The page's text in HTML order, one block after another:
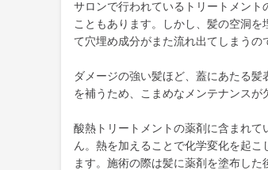
サロンで行われているトリートメン
こともあります。しかし、髪の空洞
て穴埋め成分がまた流れ出てしまうの
ダメージの強い髪ほど、蓋にあたる
を補うため、こまめなメンテナンスが
酸熱トリートメントの薬剤に含まれ
ん。熱を加えることで化学変化を起
ます。施術の際は髪に薬剤を塗布し